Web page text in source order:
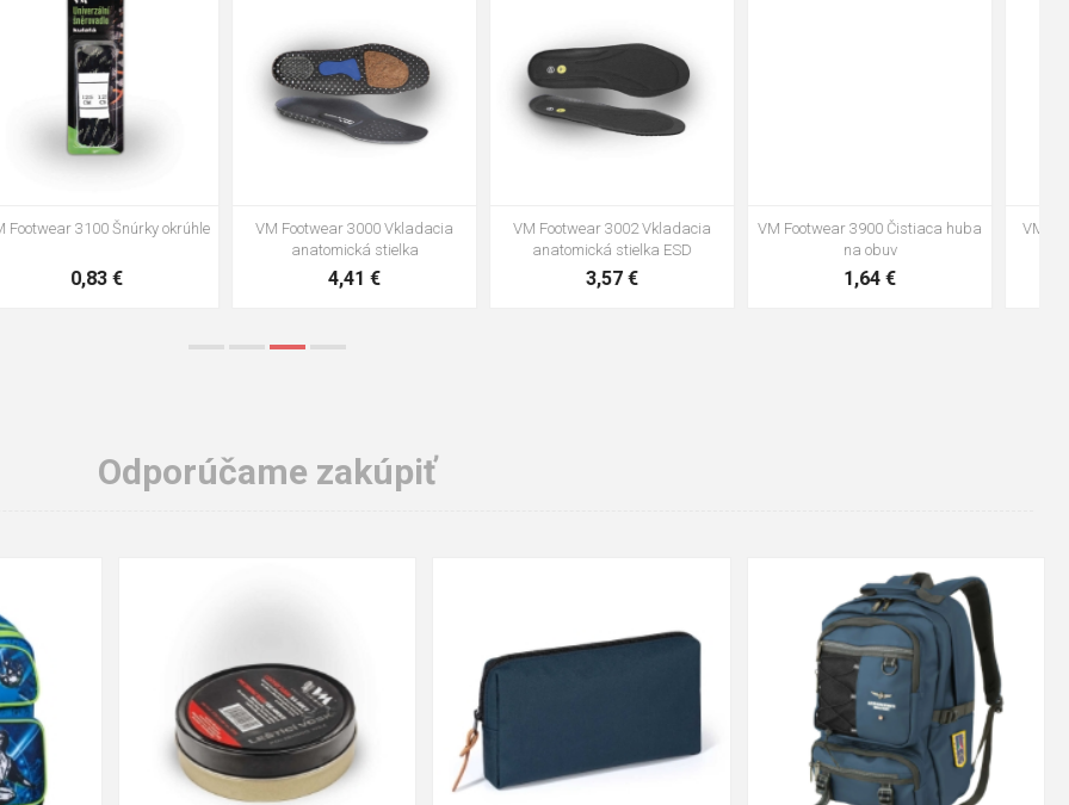
VM Footwear 3002 Vkladacia
3,57 €
47
VM Footwear 3900 Čistiaca huba
na obuv
1,64 €
VM Footwear 3600 Impregnace
water stop
10,04 €
Vložka Bennon ABSORBA XTR
4,16 €
Odporúčame zakúpiť